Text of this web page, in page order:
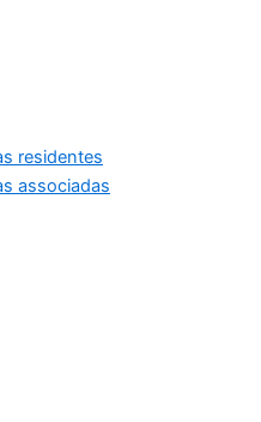
residentes
associadas